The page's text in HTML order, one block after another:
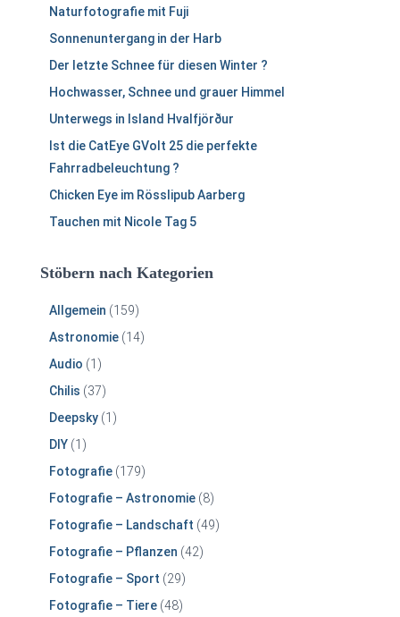
Naturfotografie mit Fuji
Sonnenuntergang in der Harb
Der letzte Schnee für diesen Winter ?
Hochwasser, Schnee und grauer Himmel
Unterwegs in Island Hvalfjörður
Ist die CatEye GVolt 25 die perfekte
Fahrradbeleuchtung ?
Chicken Eye im Rösslipub Aarberg
Tauchen mit Nicole Tag 5
Stöbern nach Kategorien
Allgemein (159)
Astronomie (14)
Audio (1)
Chilis (37)
Deepsky (1)
DIY (1)
Fotografie (179)
Fotografie – Astronomie (8)
Fotografie – Landschaft (49)
Fotografie – Pflanzen (42)
Fotografie – Sport (29)
Fotografie – Tiere (48)